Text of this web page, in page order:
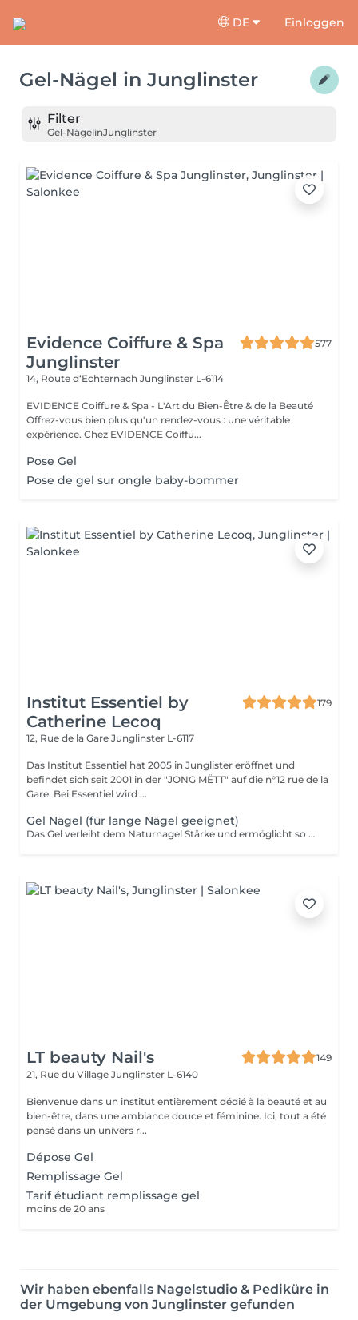
DE Einloggen
Gel-Nägel in Junglinster
Filter
Gel-NägelinJunglinster
Evidence Coiffure & Spa
Junglinster
577
14, Route d‘Echternach Junglinster L-6114
EVIDENCE Coiffure & Spa - L'Art du Bien-Être & de la Beauté
Offrez-vous bien plus qu'un rendez-vous : une véritable
expérience. Chez EVIDENCE Coiffu...
Pose Gel
Pose de gel sur ongle baby-bommer
Institut Essentiel by
Catherine Lecoq
179
12, Rue de la Gare Junglinster L-6117
Das Institut Essentiel hat 2005 in Junglister eröffnet und
befindet sich seit 2001 in der "JONG MËTT" auf die n°12 rue de la
Gare. Bei Essentiel wird ...
Gel Nägel (für lange Nägel geeignet)
Das Gel verleiht dem Naturnagel Stärke und ermöglicht so Form und Länge nach Wunsch anzupassen. Da es sehr stark ist, eignet sich das Gel für Verlängerungen von sehr kurzen Nägel. Diese kann durch Kapseln oder direkt auf Papierformen modeliert werden. Spitz, echkig, oval, fasst jede Form ist möglich! Das Gel soll nach maximal 5 Wochen erneut werden. Es kann auch schnell und ohne den Naturnagel zu schaden komplett wieder entfernt werden.
LT beauty Nail's
149
21, Rue du Village Junglinster L-6140
Bienvenue dans un institut entièrement dédié à la beauté et au
bien-être, dans une ambiance douce et féminine. Ici, tout a été
pensé dans un univers r...
Dépose Gel
Remplissage Gel
Tarif étudiant remplissage gel
moins de 20 ans
Wir haben ebenfalls Nagelstudio & Pediküre in
der Umgebung von Junglinster gefunden